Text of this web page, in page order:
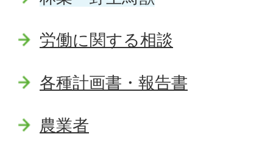
労働に関する相談
各種計画書・報告書
農業者